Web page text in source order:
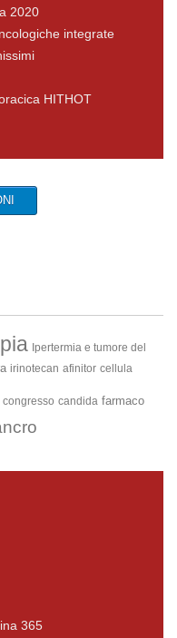
2020
integrate
HITHOT
Ipertermia e tumore del
irinotecan afinitor cellula
congresso candida farmaco
365